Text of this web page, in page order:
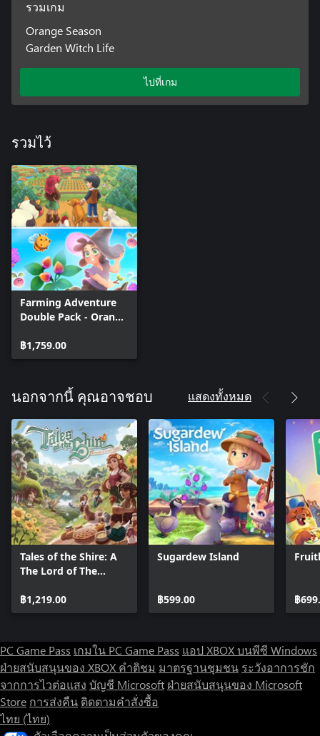
รวมเกม
Orange Season
Garden Witch Life
ไปที่เกม
รวมไว้
Farming Adventure
Double Pack - Orange
Witch Life
฿1,759.00
นอกจากนี้ คุณอาจชอบ แสดงทั้งหมด
Tales of the Shire: A
The Lord of The
฿1,219.00
Sugardew Island
฿599.00 ฿
PC Game Pass เกมใน PC Game Pass แอป XBOX บนพีซี Windows
ฝ่ายสนับสนุนของ XBOX คำติชม มาตรฐานชุมชน ระวังอาการชัก
จากการไวต่อแสง บัญชี Microsoft ฝ่ายสนับสนุนของ Microsoft
Store การส่งคืน ติดตามคำสั่งซื้อ
ไทย (ไทย)